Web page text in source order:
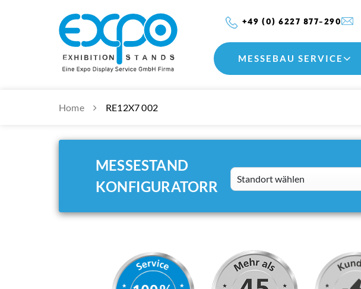
+49 (0) 6227 877-290
MESSEBAU SERVICE
Home RE12X7 002
MESSESTAND
KONFIGURATORR
Standort wählen